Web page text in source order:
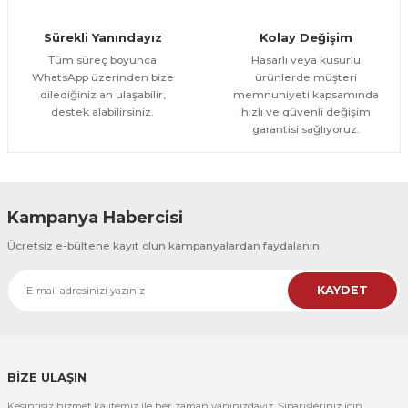
300,00 TL %25
CeSht
CeSht
Pembe Fonlu Good Things Are Coming Yazılı Tek Parça Ahşap Çerçeveli
500,00 TL
Sürekli Yanındayız
Tüm süreç boyunca
WhatsApp üzerinden bize
dilediğiniz an ulaşabilir,
destek alabilirsiniz.
Kolay Değişim
Hasarlı veya kusurlu
ürünlerde müşteri
memnuniyeti kapsamında
hızlı ve güvenli değişim
garantisi sağlıyoruz.
Kampanya Habercisi
Ücretsiz e-bültene kayıt olun kampanyalardan faydalanın.
KAYDET
BİZE ULAŞIN